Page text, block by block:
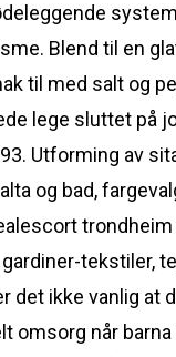
Blend til en
til med salt og
lege sluttet på
Utforming av
og bad,
tekstiler,
det ikke vanlig at
omsorg når